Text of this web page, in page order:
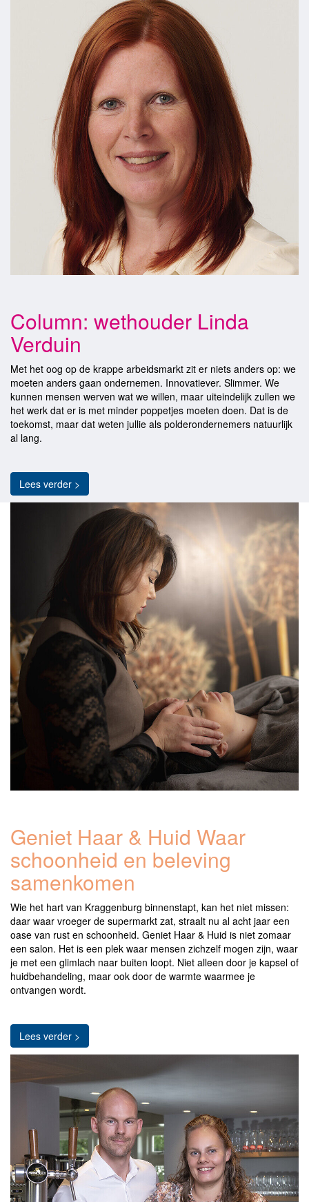
Column: wethouder Linda
Verduin
Met het oog op de krappe arbeidsmarkt zit er niets anders op: we
moeten anders gaan ondernemen. Innovatiever. Slimmer. We
kunnen mensen werven wat we willen, maar uiteindelijk zullen we
het werk dat er is met minder poppetjes moeten doen. Dat is de
toekomst, maar dat weten jullie als polderondernemers natuurlijk
al lang.
Lees verder >
Geniet Haar & Huid Waar
schoonheid en beleving
samenkomen
Wie het hart van Kraggenburg binnenstapt, kan het niet missen:
daar waar vroeger de supermarkt zat, straalt nu al acht jaar een
oase van rust en schoonheid. Geniet Haar & Huid is niet zomaar
een salon. Het is een plek waar mensen zichzelf mogen zijn, waar
je met een glimlach naar buiten loopt. Niet alleen door je kapsel of
huidbehandeling, maar ook door de warmte waarmee je
ontvangen wordt.
Lees verder >